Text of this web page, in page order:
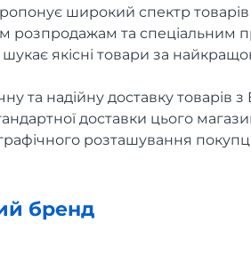
широкий спектр
розпродажам та спеціальним
шукає якісні товари за
та надійну доставку товарів
доставки цього
розташування
бренд